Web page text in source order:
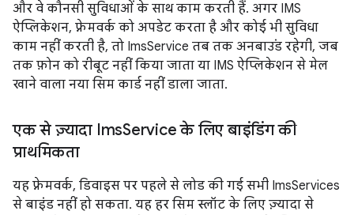
और वे कौनसी सुविधाओं के साथ काम करती हैं. अगर IMS
ऐप्लिकेशन, फ़्रेमवर्क को अपडेट करता है और कोई भी सुविधा
काम नहीं करती है, तो ImsService तब तक अनबाउंड रहेगी, जब
तक फ़ोन को रीबूट नहीं किया जाता या IMS ऐप्लिकेशन से मेल
खाने वाला नया सिम कार्ड नहीं डाला जाता.
एक से ज़्यादा ImsService के लिए बाइंडिंग की
प्राथमिकता
यह फ़्रेमवर्क, डिवाइस पर पहले से लोड की गई सभी ImsServices
से बाइंड नहीं हो सकता. यह हर सिम स्लॉट के लिए ज़्यादा से